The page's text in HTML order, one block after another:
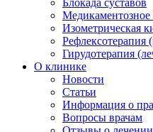
Блокада суставов
Медикаментозное
Изометрическая
Рефлексотерапия
Гирудотерапия
О клинике
Новости
Статьи
Информация о
Вопросы врачам